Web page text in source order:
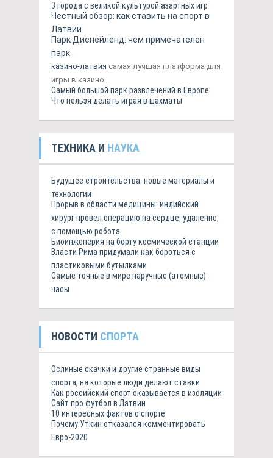
3 города с великой культурой азартных игр
Честный обзор: как ставить на спорт в
Латвии
Парк Диснейленд: чем примечателен
парк
казино-латвия самая лучшая платформа для
игры в казино
Самый большой парк развлечений в Европе
Что нельзя делать играя в шахматы
ТЕХНИКА И НАУКА
Будущее строительства: новые материалы и
технологии
Прорыв в области медицины: индийский
хирург провел операцию на сердце, удаленно,
с помощью робота
Биоинженерия на борту космической станции
Власти Рима придумали как бороться с
пластиковыми бутылками
Самые точные в мире наручные (атомные)
часы
НОВОСТИ СПОРТА
Ослиные скачки и другие странные виды
спорта, на которые люди делают ставки
Как российский спорт оказывается в изоляции
Сайт про футбол в Латвии
10 интересных фактов о спорте
Почему Уткин отказался комментировать
Евро-2020